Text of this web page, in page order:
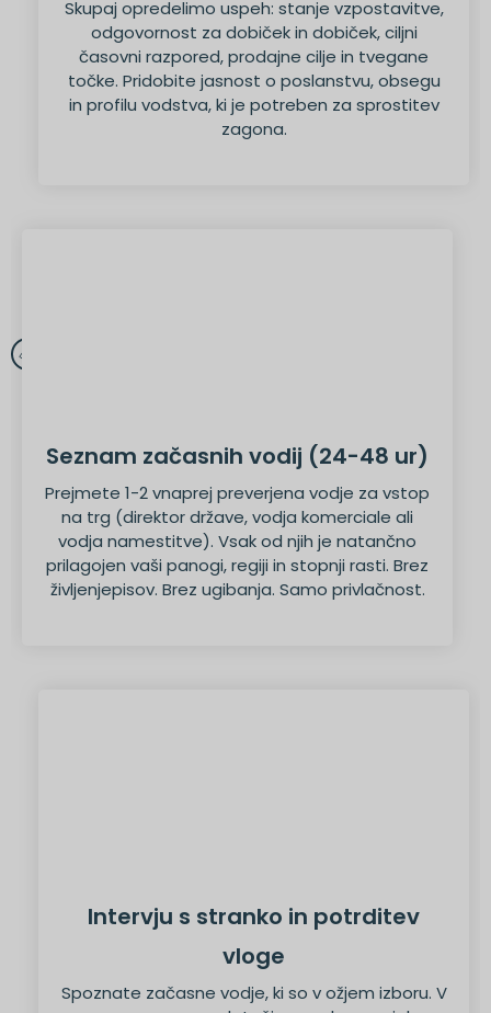
Skupaj opredelimo uspeh: stanje vzpostavitve,
odgovornost za dobiček in dobiček, ciljni
časovni razpored, prodajne cilje in tvegane
točke. Pridobite jasnost o poslanstvu, obsegu
in profilu vodstva, ki je potreben za sprostitev
zagona.
Seznam začasnih vodij (24-48 ur)
Prejmete 1-2 vnaprej preverjena vodje za vstop
na trg (direktor države, vodja komerciale ali
vodja namestitve). Vsak od njih je natančno
prilagojen vaši panogi, regiji in stopnji rasti. Brez
življenjepisov. Brez ugibanja. Samo privlačnost.
Intervju s stranko in potrditev
vloge
Spoznate začasne vodje, ki so v ožjem izboru. V